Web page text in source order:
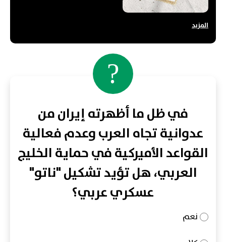
المزيد
?
في ظل ما أظهرته إيران من
عدوانية تجاه العرب وعدم فعالية
القواعد الأميركية في حماية الخليج
العربي، هل تؤيد تشكيل "ناتو"
عسكري عربي؟
نعم